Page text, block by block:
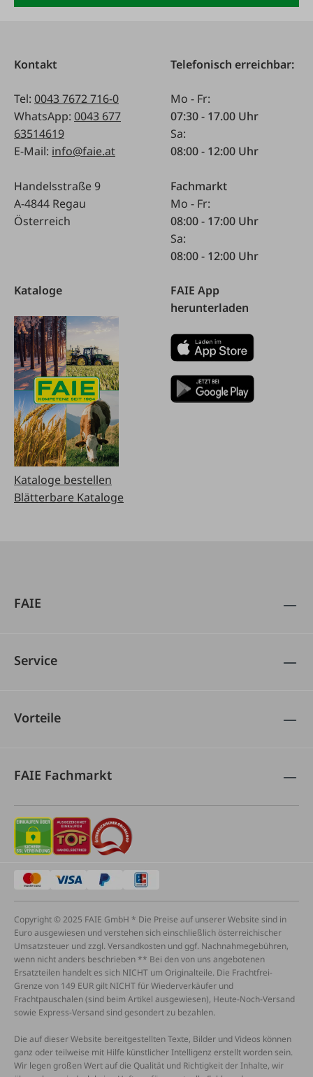
Kontakt
Tel: 0043 7672 716-0
WhatsApp: 0043 677
63514619
E-Mail: info@faie.at
Handelsstraße 9
A-4844 Regau
Österreich
Telefonisch erreichbar:
Mo - Fr:
07:30 - 17.00 Uhr
Sa:
08:00 - 12:00 Uhr
Fachmarkt
Mo - Fr:
08:00 - 17:00 Uhr
Sa:
08:00 - 12:00 Uhr
Kataloge
Kataloge bestellen
Blätterbare Kataloge
FAIE App
herunterladen
FAIE
Service
Vorteile
FAIE Fachmarkt
Copyright © 2025 FAIE GmbH * Die Preise auf unserer Website sind in
Euro ausgewiesen und verstehen sich einschließlich österreichischer
Umsatzsteuer und zzgl. Versandkosten und ggf. Nachnahmegebühren,
wenn nicht anders beschrieben ** Bei den von uns angebotenen
Ersatzteilen handelt es sich NICHT um Originalteile. Die Frachtfrei-
Grenze von 149 EUR gilt NICHT für Wiederverkäufer und
Frachtpauschalen (sind beim Artikel ausgewiesen), Heute-Noch-Versand
sowie Express-Versand sind gesondert zu bezahlen.
Die auf dieser Website bereitgestellten Texte, Bilder und Videos können
ganz oder teilweise mit Hilfe künstlicher Intelligenz erstellt worden sein.
Wir legen großen Wert auf die Qualität und Richtigkeit der Inhalte, wir